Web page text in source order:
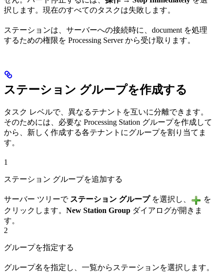
択します。現在のすべてのタスクは失敗します。
ステーションは、サーバーへの接続時に、document を処理
するための権限を Processing Server から受け取ります。
ステーション グループを作成する
タスク レベルで、異なるテナントを互いに分離できます。
そのためには、必要な Processing Station グループを作成して
から、新しく作成する各テナントにグループを割り当てま
す。
1
ステーション グループを追加する
サーバー ツリーで ステーション グループを選択し、
を
クリックします。 New Station Group ダイアログが開きま
す。
2
グループを指定する
グループ名を指定し、一覧からステーションを選択します。